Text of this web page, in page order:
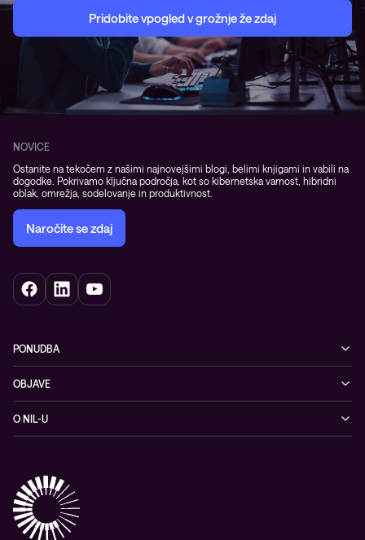
Pridobite vpogled v grožnje že zdaj
NOVICE
Ostanite na tekočem z našimi najnovejšimi blogi, belimi knjigami in vabili na
dogodke. Pokrivamo ključna področja, kot so kibernetska varnost, hibridni
oblak, omrežja, sodelovanje in produktivnost.
Naročite se zdaj
PONUDBA
Omrežje
Hibridni oblak
Izobraževanje
Upravljane IT storitve in podpora
Opazljivost
OBJAVE
Blogi
Videi
Vodiči
O NIL-U
Partnerji
Nagrade & priznanja industrije